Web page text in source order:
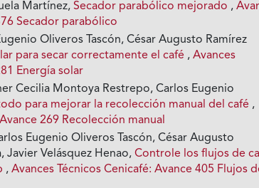
Martínez,Secador parabólico mejorado ,
Secador parabólico
Oliveros Tascón, César Augusto Ramírez
para secar correctamente el café ,Avances
Energía solar
Cecilia Montoya Restrepo, Carlos Eugenio
para mejorar la recolección manual del café ,
269 Recolección manual
Eugenio Oliveros Tascón, César Augusto
Javier Velásquez Henao,Controle los flujos de
,Avances Técnicos Cenicafé: Avance 405 Flujos